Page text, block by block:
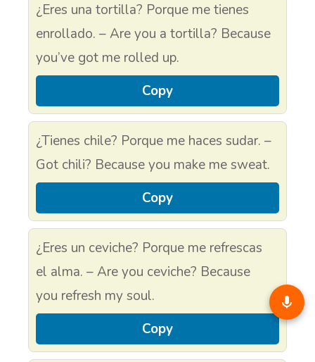
¿Eres una tortilla? Porque me tienes
enrollado. – Are you a tortilla? Because
you’ve got me rolled up.
Copy
¿Tienes chile? Porque me haces sudar. –
Got chili? Because you make me sweat.
Copy
¿Eres un ceviche? Porque me refrescas
el alma. – Are you ceviche? Because
you refresh my soul.
Copy